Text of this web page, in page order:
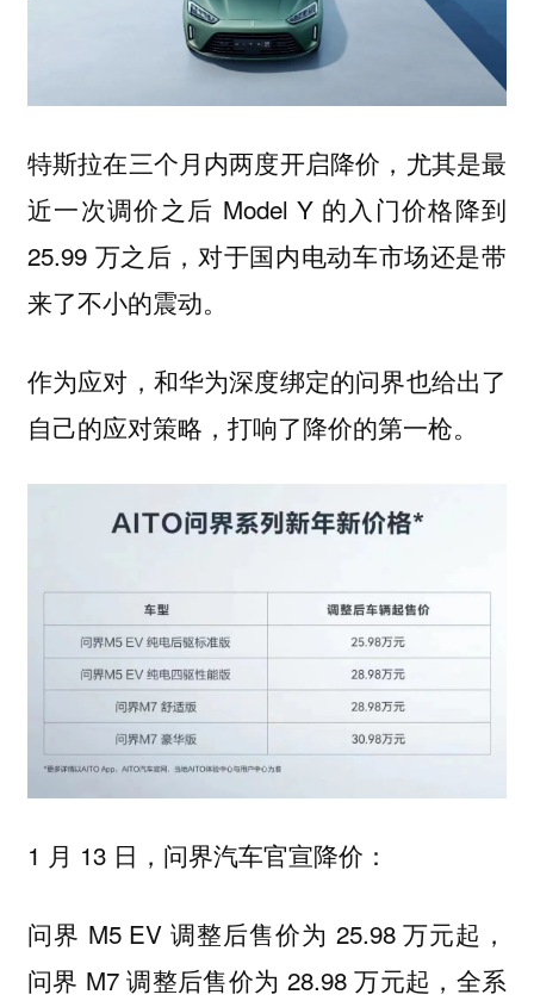
特斯拉在三个月内两度开启降价，尤其是最
近一次调价之后 Model Y 的入门价格降到
25.99 万之后，对于国内电动车市场还是带
来了不小的震动。
作为应对，和华为深度绑定的问界也给出了
自己的应对策略，打响了降价的第一枪。
1 月 13 日，问界汽车官宣降价：
问界 M5 EV 调整后售价为 25.98 万元起，
问界 M7 调整后售价为 28.98 万元起，全系